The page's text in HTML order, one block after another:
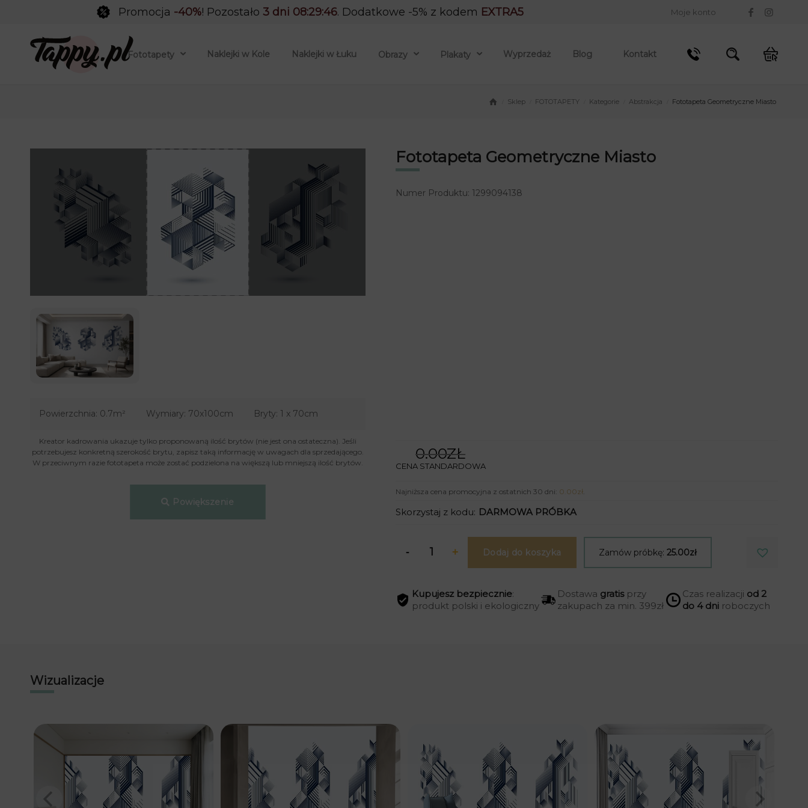
Moje konto
Promocja -40%! Pozostało 3 dni 08:29:45. Dodatkowe -5% z kodem EXTRA5
Fototapety Naklejki w Kole Naklejki w Łuku Obrazy Plakaty Wyprzedaż Blog Kontakt
Sklep FOTOTAPETY Kategorie Abstrakcja Fototapeta Geometryczne Miasto
Powierzchnia: 0.7m² Wymiary: 70x100cm Bryty: 1 x 70cm
Kreator kadrowania ukazuje tylko proponowaną ilość brytów (nie jest ona ostateczna). Jeśli
potrzebujesz konkretną szerokość brytu, zapisz taką informację w uwagach dla sprzedającego.
W przeciwnym razie fototapeta może zostać podzielona na większą lub mniejszą ilość brytów.
Powiększenie
Fototapeta Geometryczne Miasto
Numer Produktu: 1299094138
0.00ZŁ
CENA STANDARDOWA
Najniższa cena promocyjna z ostatnich 30 dni: 0.00zł.
Skorzystaj z kodu: DARMOWA PRÓBKA
Dodaj do koszyka Zamów próbkę:25.00zł
Kupujesz bezpiecznie:
produkt polski i ekologiczny
Dostawa gratisprzy
zakupach za min. 399zł
Czas realizacji od 2
do 4 dni roboczych
Wizualizacje